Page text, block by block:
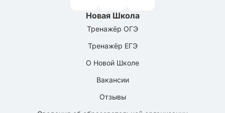
Новая Школа
Тренажёр ОГЭ
Тренажёр ЕГЭ
О Новой Школе
Вакансии
Отзывы